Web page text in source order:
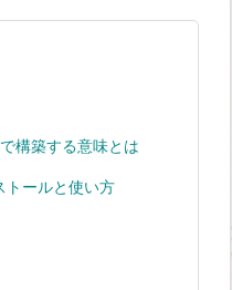
構築する意味とは
ールと使い方